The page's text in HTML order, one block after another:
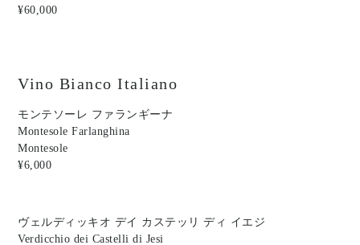
¥60,000
Vino Bianco Italiano
モンテソーレ ファランギーナ
Montesole Farlanghina
Montesole
¥6,000
ヴェルディッキオ デイ カステッリ ディ イエジ
Verdicchio dei Castelli di Jesi